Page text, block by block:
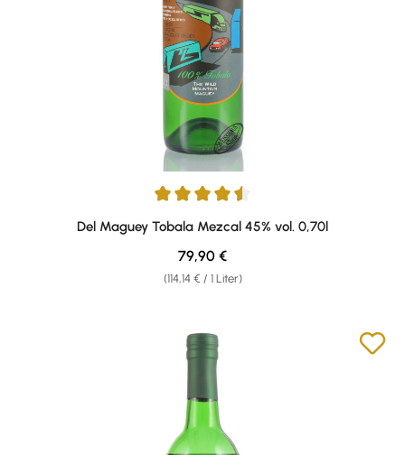
Durchschnittliche Bewertung von 4.5 von 5 Sternen
Del Maguey Tobala Mezcal 45% vol. 0,70l
(114,14 € / 1 Liter)
Regulärer Preis:
79,90 €